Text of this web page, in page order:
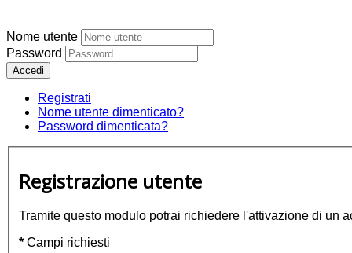
Nome utente
Password
Accedi
Registrati
Nome utente dimenticato?
Password dimenticata?
Registrazione utente
Tramite questo modulo potrai richiedere l'attivazione di un
* Campi richiesti